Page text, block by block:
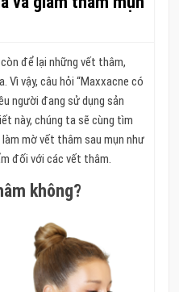
để lại những vết thâm,
Vì vậy, câu hỏi “Maxxacne có
người đang sử dụng sản
này, chúng ta sẽ cùng tìm
mờ vết thâm sau mụn như
đối với các vết thâm.
không?